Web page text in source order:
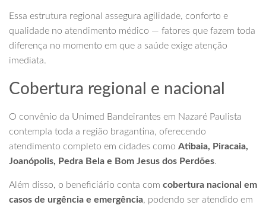
Essa estrutura regional assegura agilidade, conforto e
qualidade no atendimento médico — fatores que fazem toda
diferença no momento em que a saúde exige atenção
imediata.
Cobertura regional e nacional
O convênio da Unimed Bandeirantes em Nazaré Paulista
contempla toda a região bragantina, oferecendo
atendimento completo em cidades como Atibaia, Piracaia,
Joanópolis, Pedra Bela e Bom Jesus dos Perdões.
Além disso, o beneficiário conta com cobertura nacional em
casos de urgência e emergência, podendo ser atendido em